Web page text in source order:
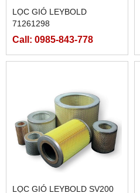
LỌC GIÓ LEYBOLD
71261298
Call: 0985-843-778
LỌC GIÓ LEYBOLD SV200